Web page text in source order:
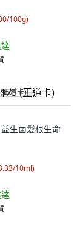
100g)
王道卡)
生菌髮根生命
10ml)